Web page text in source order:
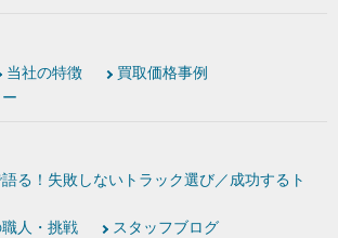
当社の特徴
買取価格事例
る！失敗しないトラック選び／成功するト
人・挑戦
スタッフブログ